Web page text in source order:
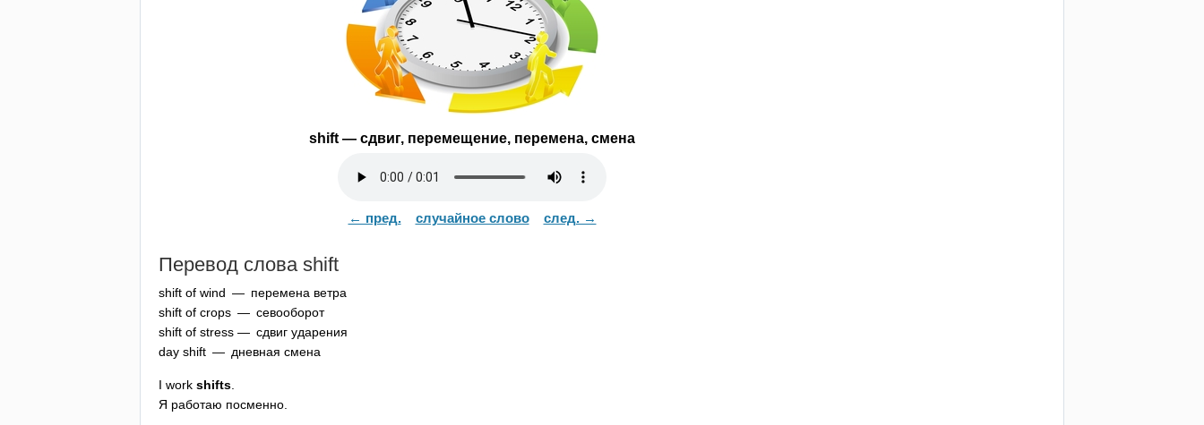
shift — сдвиг, перемещение, перемена, смена
← пред. случайное слово след. →
Перевод слова shift
shift of wind — перемена ветра
shift of crops — севооборот
shift of stress — сдвиг ударения
day shift — дневная смена
I work shifts
Я работаю посменно.